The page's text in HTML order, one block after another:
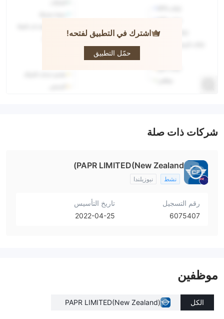
اشترك في التطبيق لفتحه!
حمّل التطبيق
FINANCIAL
شركات ذات صلة
PAPR LIMITED(New Zealand)
نشط نيوزيلندا
رقم التسجيل
6075407
تاريخ التأسيس
2022-04-25
موظفين
الكل PAPR LIMITED(New Zealand)